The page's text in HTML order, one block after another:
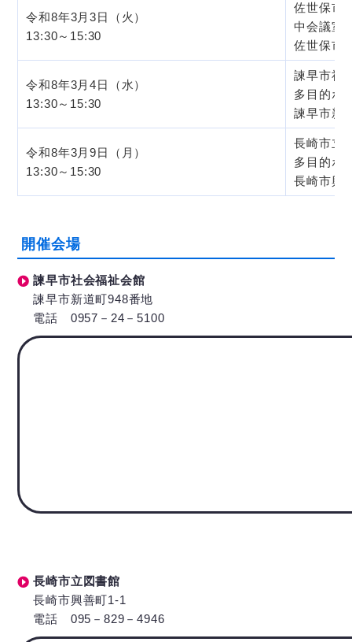
令和8年3月3日（火）
13:30～15:30
佐世保市
中会議室
佐世保市
令和8年3月4日（水）
13:30～15:30
諫早市社
多目的ホ
諫早市新
令和8年3月9日（月）
13:30～15:30
長崎市
多目的ホ
長崎市興
開催会場
諫早市社会福祉会館
諫早市新道町948番地
電話 0957－24－5100
長崎市立図書館
長崎市興善町1-1
電話 095－829－4946